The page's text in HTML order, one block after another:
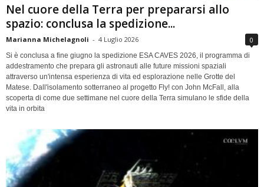
Nel cuore della Terra per prepararsi allo
spazio: conclusa la spedizione...
Marianna Michelagnoli - 4 Luglio 2026 0
Si è conclusa a fine giugno la spedizione ESA CAVES 2026, il programma di
addestramento che prepara gli astronauti alle future missioni spaziali
attraverso un'intensa esperienza di vita ed esplorazione nelle Grotte del
Matese. Dall'isolamento sotterraneo al progetto Fly! con John McFall, alla
scoperta di come due settimane nel cuore della Terra simulano le sfide della
vita in orbita